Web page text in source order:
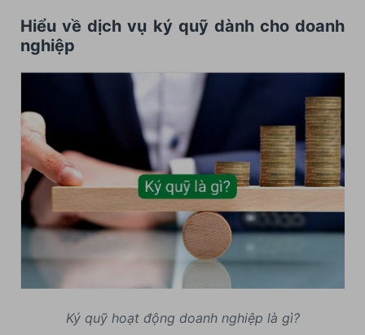
Hiểu về dịch vụ ký quỹ dành cho doanh
nghiệp
Ký quỹ hoạt động doanh nghiệp là gì?